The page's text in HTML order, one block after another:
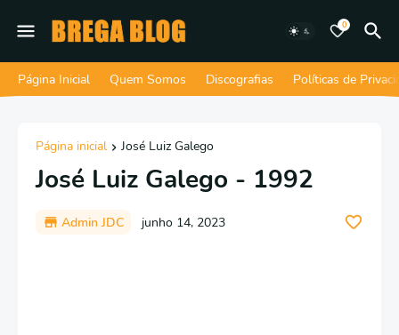
0
Página Inicial Quem Somos Discografias Políticas de
Página inicial José Luiz Galego
José Luiz Galego - 1992
Admin JDC junho 14, 2023